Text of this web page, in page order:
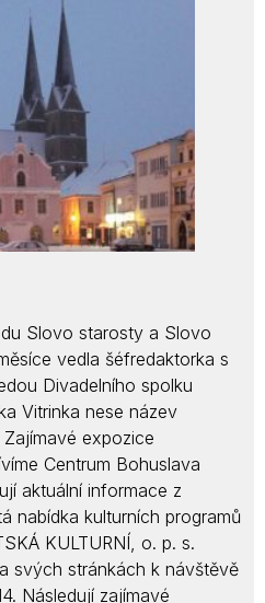
Slovo starosty a Slovo
vedla šéfredaktorka s
Divadelního spolku
Vitrinka nese název
expozice
Centrum Bohuslava
aktuální informace z
nabídka kulturních programů
KULTURNÍ, o. p. s.
svých stránkách k návštěvě
Následují zajímavé